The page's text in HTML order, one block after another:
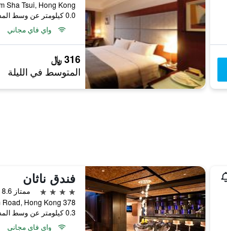
0.0 كيلومتر عن وسط المدينة
واي فاي مجاني
316 ﷼
المتوسط في الليلة
فندق ناثان
4 نجوم
ممتاز 8.6
378 Nathan Road, Hong Kong, هونغ كونغ
0.3 كيلومتر عن وسط المدينة
واي فاي مجاني